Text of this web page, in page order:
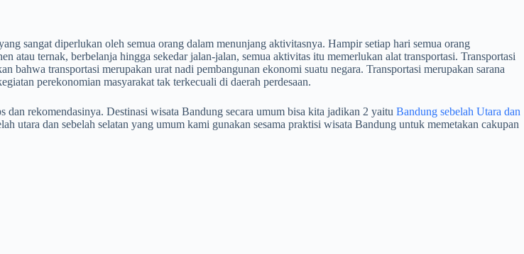
sangat diperlukan oleh semua orang dalam menunjang aktivitasnya. Hampir setiap hari semua orang
atau ternak, berbelanja hingga sekedar jalan-jalan, semua aktivitas itu memerlukan alat transportasi. Transportasi
transportasi merupakan urat nadi pembangunan ekonomi suatu negara. Transportasi merupakan sarana
perekonomian masyarakat tak terkecuali di daerah perdesaan.
rekomendasinya. Destinasi wisata Bandung secara umum bisa kita jadikan 2 yaitu Bandung sebelah Utara dan
utara dan sebelah selatan yang umum kami gunakan sesama praktisi wisata Bandung untuk memetakan cakupan